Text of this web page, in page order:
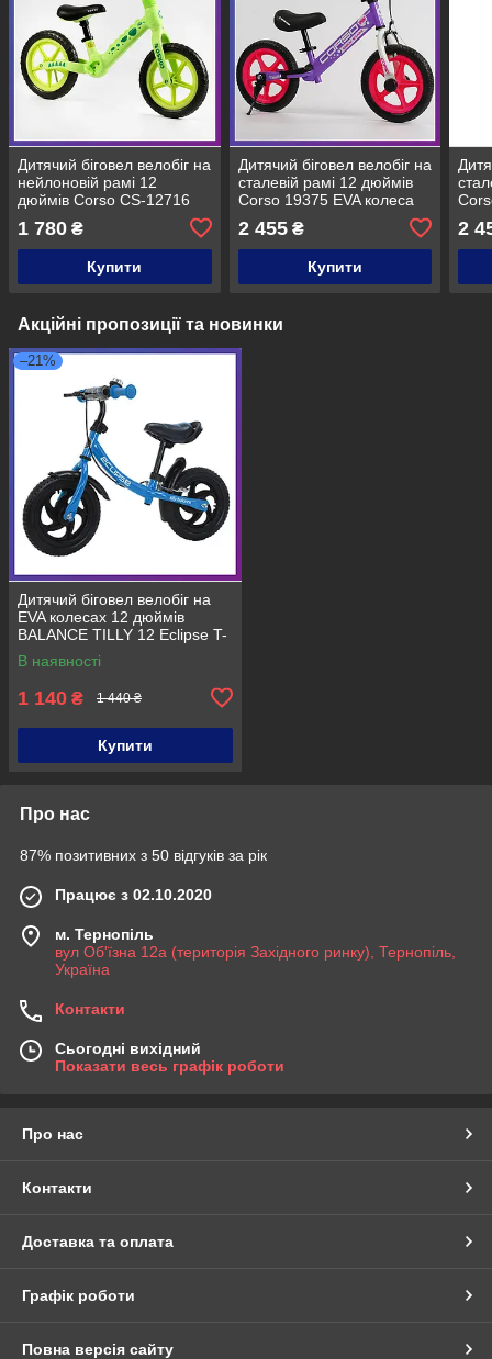
Дитячий біговел велобіг на
нейлоновій рамі 12
дюймів Corso CS-12716
1 780 ₴
Купити
Дитячий біговел велобіг на
сталевій рамі 12 дюймів
Corso 19375 EVA колеса
ручним гальмом підніжка
фіолетовий
2 455₴
Купити
2
Акційні пропозиції та новинки
–21%
Дитячий біговел велобіг на
EVA колесах 12 дюймів
BALANCE TILLY 12 Eclipse T-
21254 Блакитний
В наявності
1 140 ₴ 1 440 ₴
Купити
Про нас
87% позитивних з 50 відгуків за рік
Працює з 02.10.2020
м. Тернопіль
вул Об'їзна 12а (територія Західного ринку), Тернопіль,
Україна
Контакти
Сьогодні вихідний
Показати весь графік роботи
Про нас
Контакти
Доставка та оплата
Графік роботи
Повна версія сайту